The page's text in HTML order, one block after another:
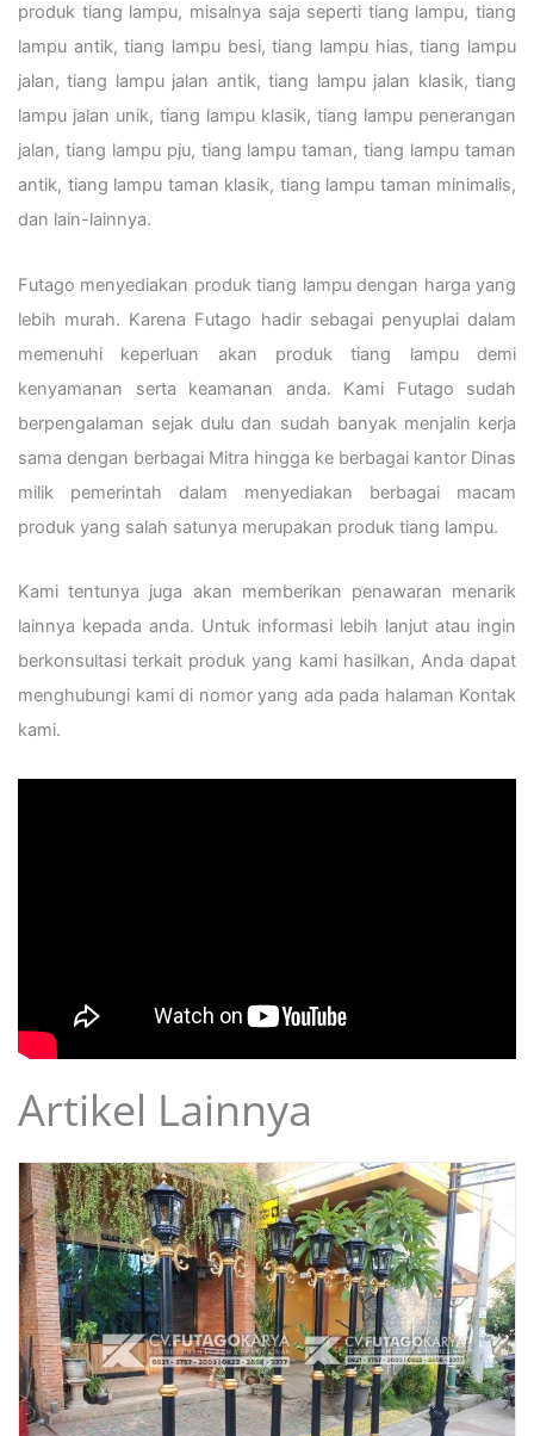
produk tiang lampu, misalnya saja seperti tiang lampu, tiang
lampu antik, tiang lampu besi, tiang lampu hias, tiang lampu
jalan, tiang lampu jalan antik, tiang lampu jalan klasik, tiang
lampu jalan unik, tiang lampu klasik, tiang lampu penerangan
jalan, tiang lampu pju, tiang lampu taman, tiang lampu taman
antik, tiang lampu taman klasik, tiang lampu taman minimalis,
dan lain-lainnya.
Futago menyediakan produk tiang lampu dengan harga yang
lebih murah. Karena Futago hadir sebagai penyuplai dalam
memenuhi keperluan akan produk tiang lampu demi
kenyamanan serta keamanan anda. Kami Futago sudah
berpengalaman sejak dulu dan sudah banyak menjalin kerja
sama dengan berbagai Mitra hingga ke berbagai kantor Dinas
milik pemerintah dalam menyediakan berbagai macam
produk yang salah satunya merupakan produk tiang lampu.
Kami tentunya juga akan memberikan penawaran menarik
lainnya kepada anda. Untuk informasi lebih lanjut atau ingin
berkonsultasi terkait produk yang kami hasilkan, Anda dapat
menghubungi kami di nomor yang ada pada halaman Kontak
kami.
Artikel Lainnya